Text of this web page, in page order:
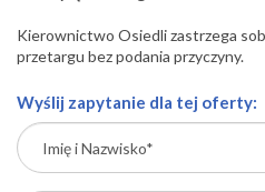
Kierownictwo Osiedli zastrzega
przetargu bez podania przyczyny.
Wyślij zapytanie dla tej oferty: